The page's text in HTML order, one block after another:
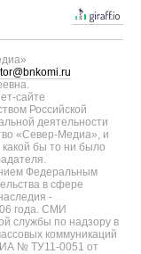
сайте
Российской
деятельности
«Север-Медиа», и
бы то ни было
Федеральным
в сфере
-
года. СМИ
службы по надзору в
коммуникаций
ИА № ТУ11-0051 от